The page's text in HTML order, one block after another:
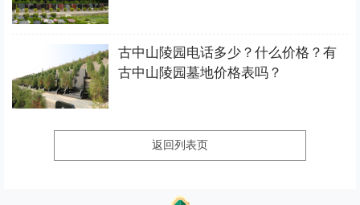
古中山陵园电话多少？什么价格？有
古中山陵园墓地价格表吗？
返回列表页